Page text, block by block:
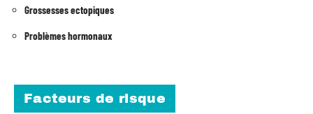
Grossesses ectopiques
Problèmes hormonaux
Facteurs de risque